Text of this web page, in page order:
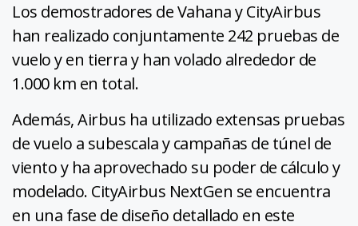
Los demostradores de Vahana y CityAirbus
han realizado conjuntamente 242 pruebas de
vuelo y en tierra y han volado alrededor de
1.000 km en total.
Además, Airbus ha utilizado extensas pruebas
de vuelo a subescala y campañas de túnel de
viento y ha aprovechado su poder de cálculo y
modelado. CityAirbus NextGen se encuentra
en una fase de diseño detallado en este